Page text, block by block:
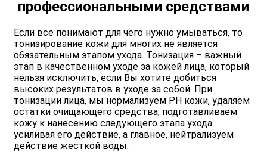
профессиональными средствами
Если все понимают для чего нужно умываться, то
тонизирование кожи для многих не является
обязательным этапом ухода. Тонизация – важный
этап в качественном уходе за кожей лица, который
нельзя исключить, если Вы хотите добиться
высоких результатов в уходе за собой. При
тонизации лица, мы нормализуем РН кожи, удаляем
остатки очищающего средства, подготавливаем
кожу к нанесению следующего этапа ухода
усиливая его действие, а главное, нейтрализуем
действие жесткой воды.